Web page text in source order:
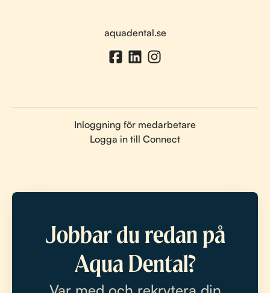
aquadental.se
Inloggning för medarbetare
Logga in till Connect
Jobbar du redan på
Aqua Dental?